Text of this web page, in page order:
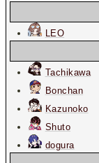
LEO
Tachikawa
Bonchan
Kazunoko
Shuto
dogura